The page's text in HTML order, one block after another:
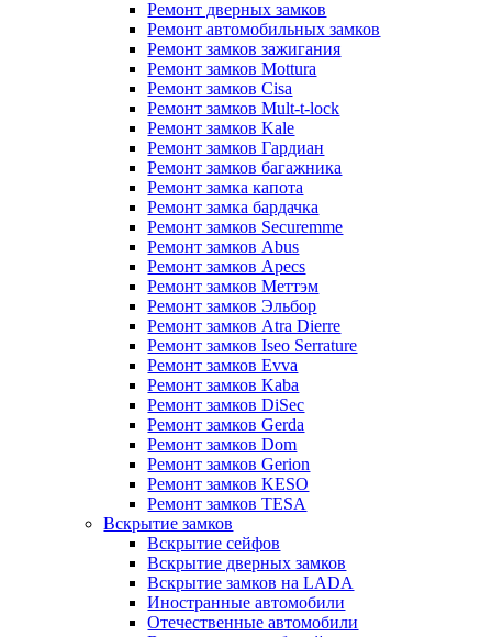
Ремонт дверных замков
Ремонт автомобильных замков
Ремонт замков зажигания
Ремонт замков Mottura
Ремонт замков Cisa
Ремонт замков Mult-t-lock
Ремонт замков Kale
Ремонт замков Гардиан
Ремонт замков багажника
Ремонт замка капота
Ремонт замка бардачка
Ремонт замков Securemme
Ремонт замков Abus
Ремонт замков Apecs
Ремонт замков Меттэм
Ремонт замков Эльбор
Ремонт замков Atra Dierre
Ремонт замков Iseo Serrature
Ремонт замков Evva
Ремонт замков Kaba
Ремонт замков DiSec
Ремонт замков Gerda
Ремонт замков Dom
Ремонт замков Gerion
Ремонт замков KESO
Ремонт замков TESA
Вскрытие замков
Вскрытие сейфов
Вскрытие дверных замков
Вскрытие замков на LADA
Иностранные автомобили
Отечественные автомобили